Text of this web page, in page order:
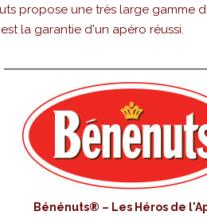
propose une très large gamme
la garantie d'un apéro réussi.
Bénénuts® – Les Héros de